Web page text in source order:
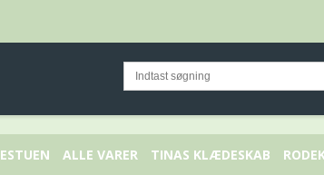
ALLE VARER TINAS KLÆDESKAB